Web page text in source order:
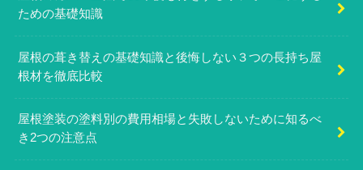
ための基礎知識
屋根の葺き替えの基礎知識と後悔しない３つの長持ち屋
根材を徹底比較
屋根塗装の塗料別の費用相場と失敗しないために知るべ
き2つの注意点